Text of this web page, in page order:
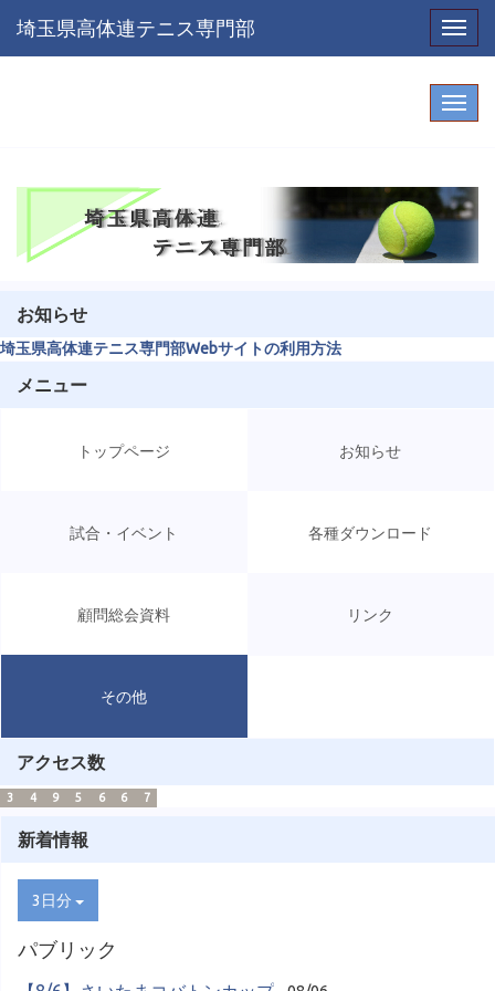
埼玉県高体連テニス専門部
お知らせ
埼玉県高体連テニス専門部Webサイトの利用方法
メニュー
トップページ お知らせ
試合・イベント 各種ダウンロード
顧問総会資料 リンク
その他
アクセス数
3 4 9 5 6 6 7
新着情報
3日分
パブリック